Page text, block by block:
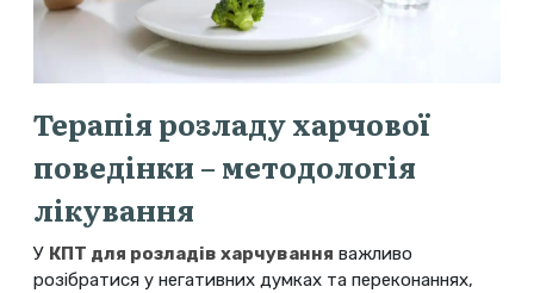
Терапія розладу харчової
поведінки – методологія
лікування
У КПТ для розладів харчування важливо
розібратися у негативних думках та переконаннях,